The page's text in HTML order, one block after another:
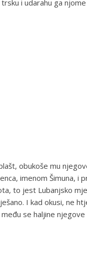
i udarahu ga
obukoše mu
imenom Šimuna, i
to jest Lubanjsko
I kad okusi, ne
se haljine njegove